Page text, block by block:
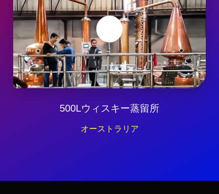
500Lウィスキー蒸留所
オーストラリア